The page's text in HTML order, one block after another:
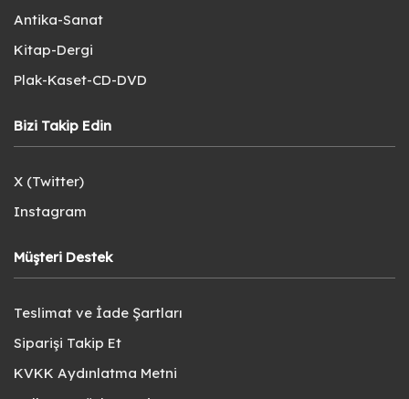
Antika-Sanat
Kitap-Dergi
Plak-Kaset-CD-DVD
Bizi Takip Edin
X (Twitter)
Instagram
Müşteri Destek
Teslimat ve İade Şartları
Siparişi Takip Et
KVKK Aydınlatma Metni